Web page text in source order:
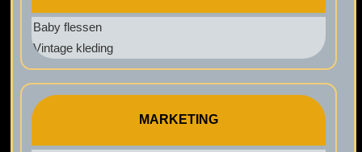
Baby flessen
Vintage kleding
MARKETING